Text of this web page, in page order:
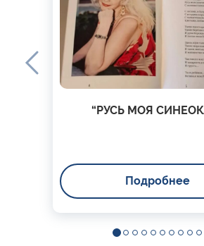
“РУСЬ МОЯ
Подробнее